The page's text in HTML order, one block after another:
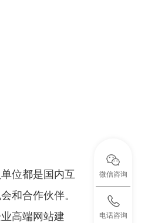
位都是国内互
和合作伙伴。
高端网站建
微信咨询
电话咨询